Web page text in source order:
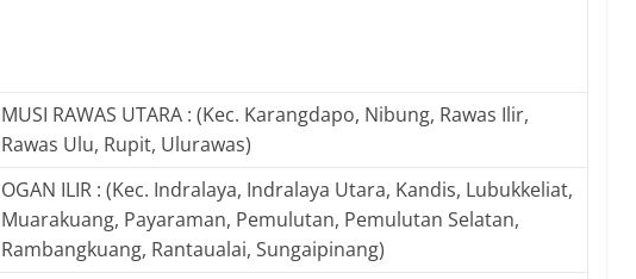
MUSI RAWAS UTARA : (Kec. Karangdapo, Nibung, Rawas Ilir,
Rawas Ulu, Rupit, Ulurawas)
OGAN ILIR : (Kec. Indralaya, Indralaya Utara, Kandis, Lubukkeliat,
Muarakuang, Payaraman, Pemulutan, Pemulutan Selatan,
Rambangkuang, Rantaualai, Sungaipinang)